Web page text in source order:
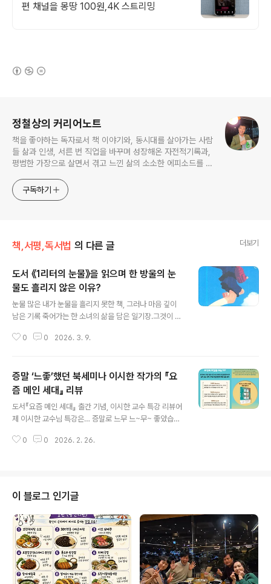
편 채널을 몽땅 100원,4K 스트리밍
정철상의 커리어노트
책을 좋아하는 독자로서 책 이야기와, 동시대를 살아가는 사람
들 삶과 인생, 서른 번 직업을 바꾸며 성장해온 자전적기록과,
평범한 가장으로 살면서 겪고 느낀 삶의 소소한 에피소드를 전
고픈 커리어코치, 유튜브: 정교수의 인생수업
구독하기
책,서평,독서법 의 다른 글 더보기
도서 《1리터의 눈물》을 읽으며 한 방울의 눈
물도 흘리지 않은 이유?
눈물 많은 내가 눈물을 흘리지 못한 책, 그러나 마음 깊이
남은 기록 죽어가는 한 소녀의 삶을 담은 일기장.그것이 바
야가 남긴 실제 기록을 담고 있다. 평범하고 건강했던 한 소
몸을 잠식한다. 처음에는 자주 넘어지고, 걸음이 흔들리고,
말이 어눌해진다. 시간이 지날수록 팔과 다리가 굳어가고,
결국 말도 글도 자유롭게 할 수 없게 된다. 결국은 온 몸과
뼈마디까지 모두 굳어버리고 만다. 그렇게 아야는 스물다
섯이라는 짧은 삶을 살다 세상을 떠났다. 그러나 그 마지막
순간까지도 일기 쓰기를 멈추지 않았다. 이 책은 완전히 글
0 0 2026. 3. 9.
증말 ‘느좋’했던 북세미나 이시한 작가의 『요
즘 메인 세대』 리뷰
도서『요즘 메인 세대』 출간 기념, 이시한 교수 특강 리뷰어
제 이시한 교수님 특강은… 증말로 느무 느~무~ 좋았습니
들은 강의 중에서도 최고의 강의였답니다.이번 특강은 신
게 천천히, 차근차근, 폭넓으면서도 정밀하고, 설득력 있게
그러면서도 위트있게 결말을 향해 ‘빌드업’을 해가시더라
고요.그래서 더 큰 울림이 있었답니다. 세대를 통틀어 아우
르는 세대별 이야기를 들으며,“아… 내가 50대를 잘 살아
왔구나” 하는 위안이 되기도 하고,동시에 “아… 내가 온전
하게 세대를 다 이해하..
0 0 2026. 2. 26.
이 블로그 인기글